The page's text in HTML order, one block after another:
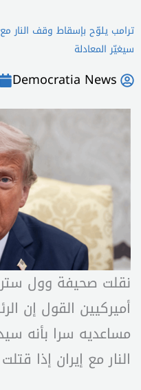
ترامب يلوّح بإسقاط وقف النار
سيغيّر المعادلة
Democratia News
نقلت صحيفة وول
أميركيين القول إن
مساعديه سرا بأنه
النار مع إيران إذا